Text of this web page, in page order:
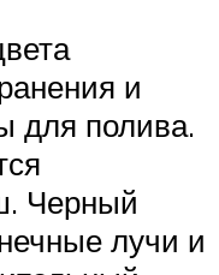
и
для полива.
Черный
лучи и